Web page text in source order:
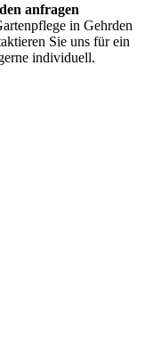
anfragen
in Gehrden
Sie uns für ein
individuell.